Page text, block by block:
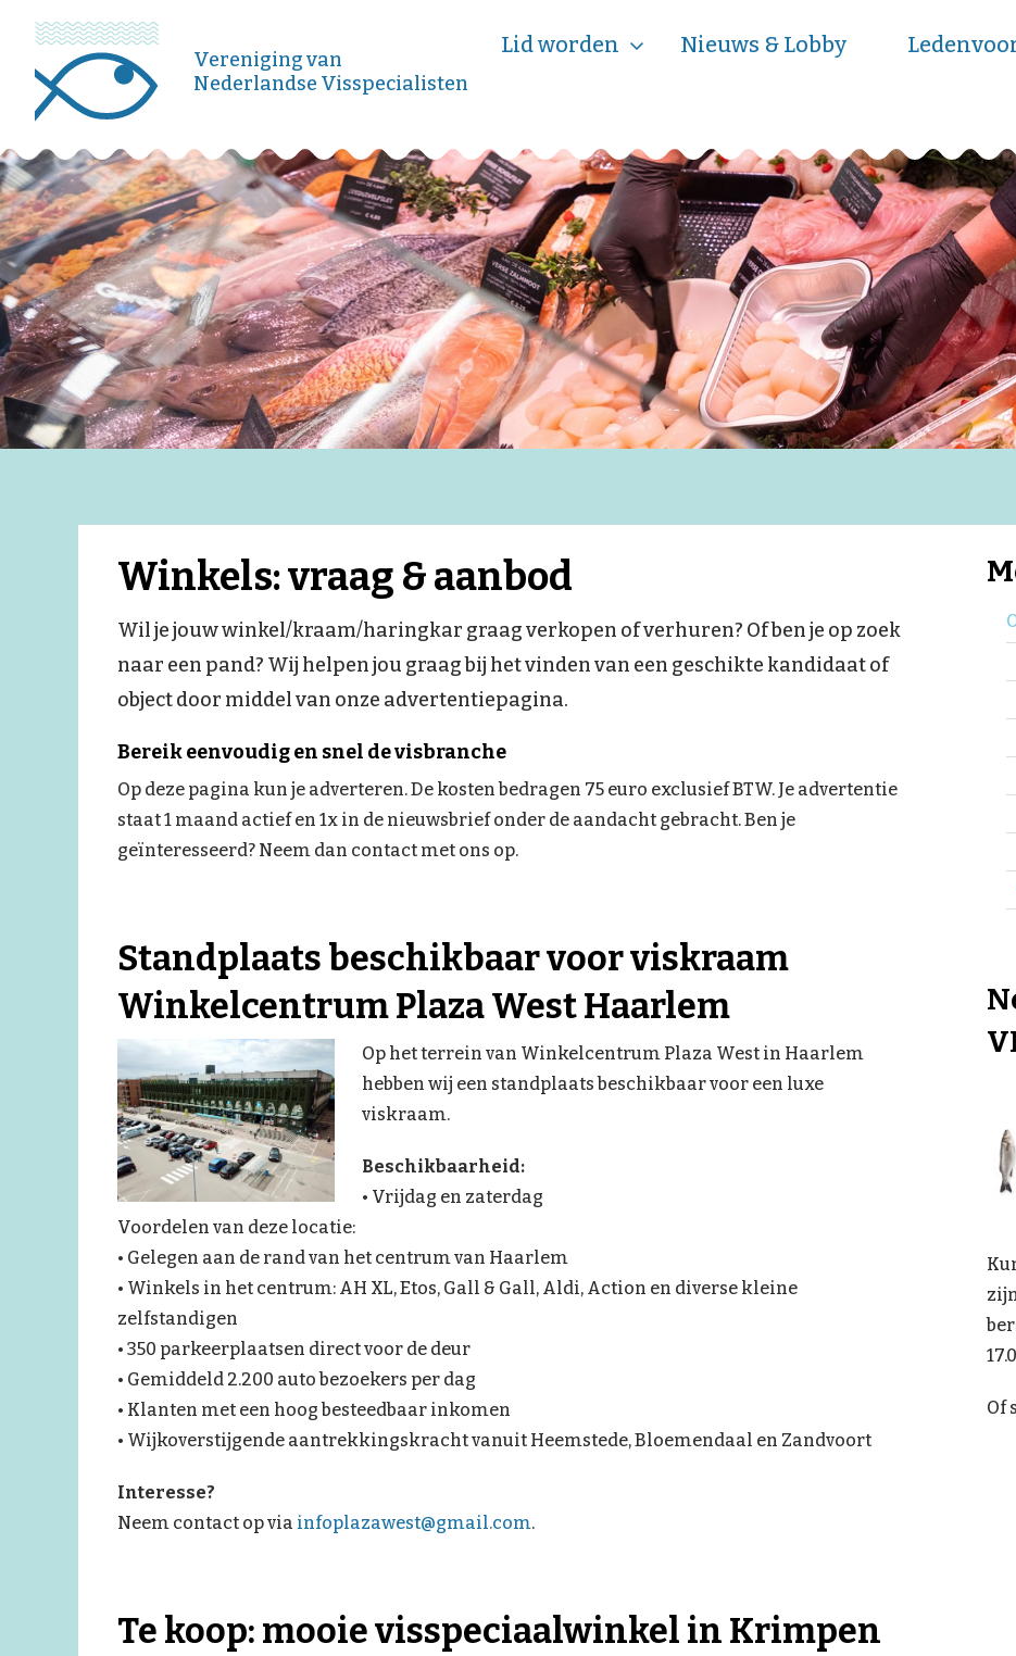
Vereniging van
Nederlandse Visspecialisten
Lid worden Nieuws & Lobby
Winkels: vraag & aanbod
Wil je jouw winkel/kraam/haringkar graag verkopen of verhuren? Of ben je op zoek
naar een pand? Wij helpen jou graag bij het vinden van een geschikte kandidaat of
object door middel van onze advertentiepagina.
Bereik eenvoudig en snel de visbranche
Op deze pagina kun je adverteren. De kosten bedragen 75 euro exclusief BTW. Je advertentie
staat 1 maand actief en 1x in de nieuwsbrief onder de aandacht gebracht. Ben je
geïnteresseerd? Neem dan contact met ons op.
Standplaats beschikbaar voor viskraam
Winkelcentrum Plaza West Haarlem
Op het terrein van Winkelcentrum Plaza West in Haarlem
hebben wij een standplaats beschikbaar voor een luxe
viskraam.
Beschikbaarheid:
• Vrijdag en zaterdag
Voordelen van deze locatie:
• Gelegen aan de rand van het centrum van Haarlem
• Winkels in het centrum: AH XL, Etos, Gall & Gall, Aldi, Action en diverse kleine
zelfstandigen
• 350 parkeerplaatsen direct voor de deur
• Gemiddeld 2.200 auto bezoekers per dag
• Klanten met een hoog besteedbaar inkomen
• Wijkoverstijgende aantrekkingskracht vanuit Heemstede, Bloemendaal en Zandvoort
Interesse?
Neem contact op via infoplazawest@gmail.com.
Te koop: mooie visspeciaalwinkel in Krimpen
Of